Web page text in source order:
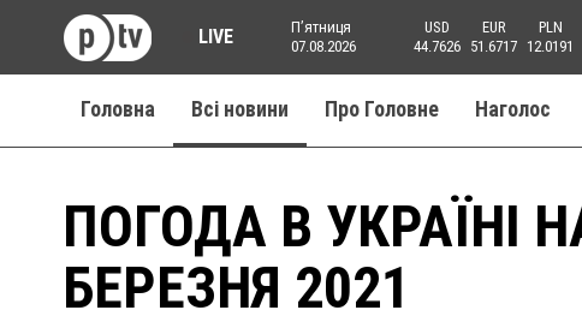
LIVE
Пʼятниця
07.08.2026
USD
44.7626
EUR
51.6717
PLN
12.0191
Головна Всі новини Про Головне Наголос
ПОГОДА В УКРАЇНІ
БЕРЕЗНЯ 2021